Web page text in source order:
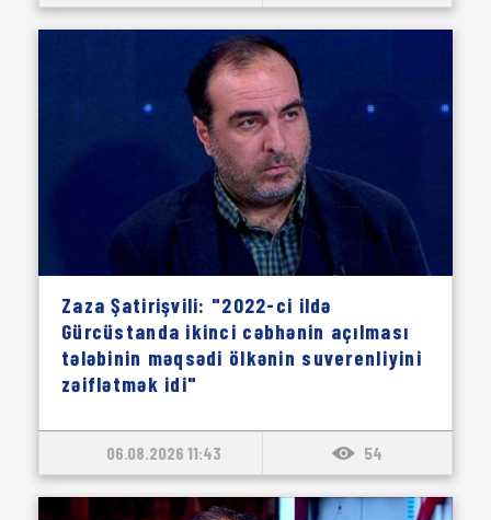
Zaza Şatirişvili: "2022-ci ildə
Gürcüstanda ikinci cəbhənin açılması
tələbinin məqsədi ölkənin suverenliyini
zəiflətmək idi"
06.08.2026 11:43 54